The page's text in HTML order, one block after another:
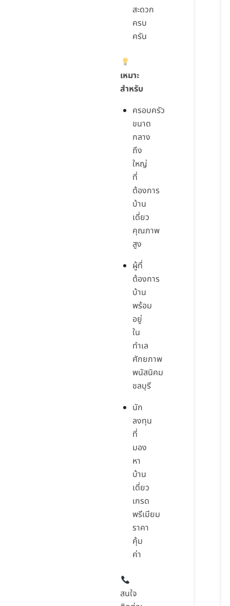
สะดวก
ครบ
ครัน
เหมาะ
สำหรับ
ครอบครัว
ขนาด
กลาง
ถึง
ใหญ่
ที่
ต้องการ
บ้าน
เดี่ยว
คุณภาพ
สูง
ผู้ที่
ต้องการ
บ้าน
พร้อม
อยู่
ใน
ทำเล
ศักยภาพ
พนัสนิคม
ชลบุรี
นัก
ลงทุน
ที่
มอง
หา
บ้าน
เดี่ยว
เกรด
พรีเมียม
ราคา
คุ้ม
ค่า
สนใจ